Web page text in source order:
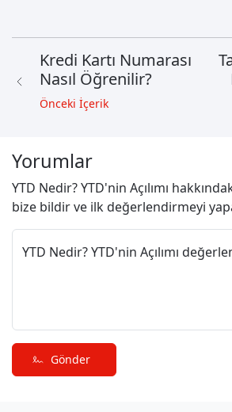
Kredi Kartı Numarası
Nasıl Öğrenilir?
Önceki İçerik
Yorumlar
YTD Nedir? YTD'nin Açılımı
bize bildir ve ilk değerlendirmeyi
YTD Nedir? YTD'nin Açılımı
Gönder